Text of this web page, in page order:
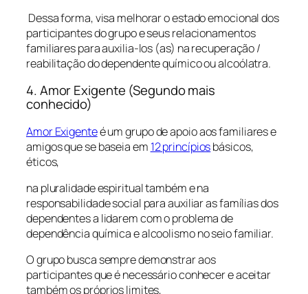
Dessa forma, visa melhorar o estado emocional dos
participantes do grupo e seus relacionamentos
familiares para auxilia-los (as) na recuperação /
reabilitação do dependente químico ou alcoólatra.
4. Amor Exigente (Segundo mais
conhecido)
Amor Exigenteé um grupo de apoio aos familiares e
amigos que se baseia em 12 princípiosbásicos,
éticos,
na pluralidade espiritual também e na
responsabilidade social para auxiliar as famílias dos
dependentes a lidarem com o problema de
dependência química e alcoolismo no seio familiar.
O grupo busca sempre demonstrar aos
participantes que é necessário conhecer e aceitar
também os próprios limites,